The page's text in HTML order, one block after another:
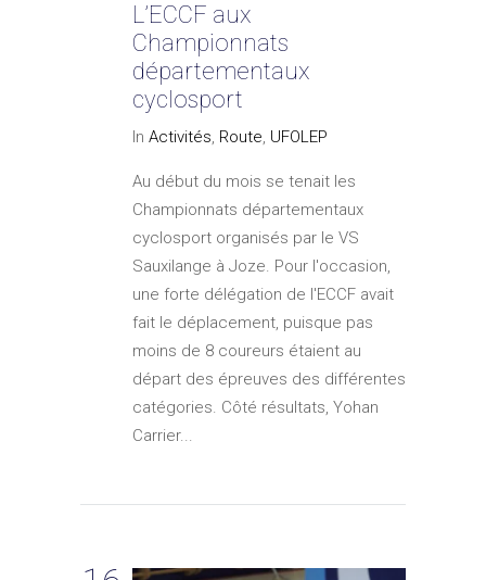
L’ECCF aux
Championnats
départementaux
cyclosport
In Activités, Route, UFOLEP
Au début du mois se tenait les
Championnats départementaux
cyclosport organisés par le VS
Sauxilange à Joze. Pour l'occasion,
une forte délégation de l'ECCF avait
fait le déplacement, puisque pas
moins de 8 coureurs étaient au
départ des épreuves des différentes
catégories. Côté résultats, Yohan
Carrier...